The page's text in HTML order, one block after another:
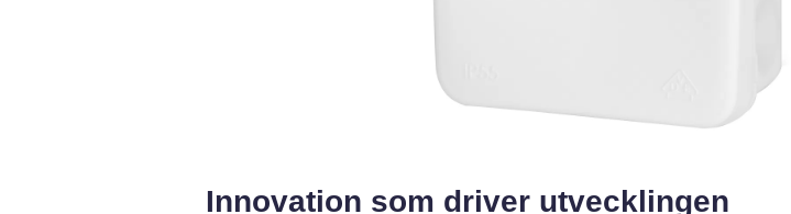
Innovation som driver utvecklingen